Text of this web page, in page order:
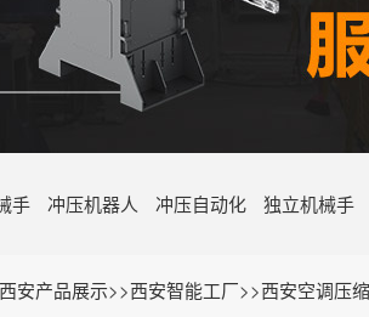
手 冲压机器人 冲压自动化 独立机械手
西安产品展示>>西安智能工厂>>西安空调压